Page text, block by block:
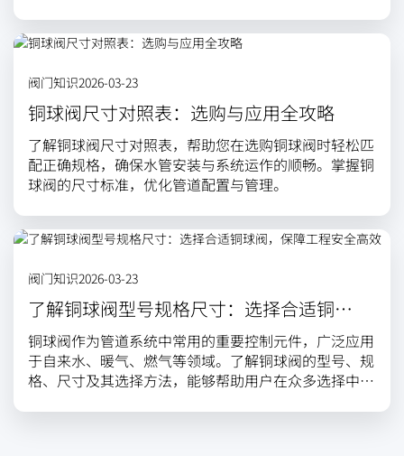
阀门知识2026-03-23
铜球阀尺寸对照表：选购与应用全攻略
了解铜球阀尺寸对照表，帮助您在选购铜球阀时轻松匹
配正确规格，确保水管安装与系统运作的顺畅。掌握铜
球阀的尺寸标准，优化管道配置与管理。
阀门知识2026-03-23
了解铜球阀型号规格尺寸：选择合适铜球
阀，保障工程安全高效
铜球阀作为管道系统中常用的重要控制元件，广泛应用
于自来水、暖气、燃气等领域。了解铜球阀的型号、规
格、尺寸及其选择方法，能够帮助用户在众多选择中找